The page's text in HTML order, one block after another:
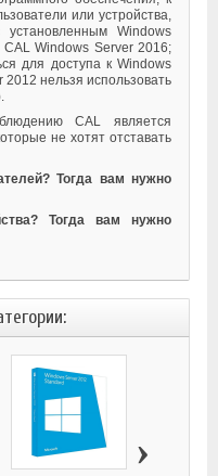
или устройства,
Windows
Windows Server 2016;
для доступа к Windows
нельзя использовать
CAL является
не хотят отставать
Тогда вам нужно
Тогда вам нужно
›